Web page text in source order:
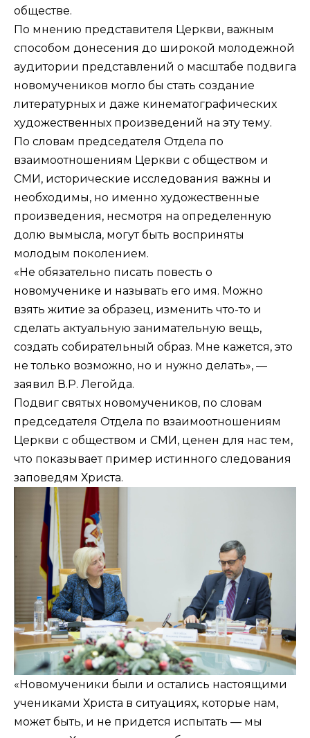
обществе.
По мнению представителя Церкви, важным
способом донесения до широкой молодежной
аудитории представлений о масштабе подвига
новомучеников могло бы стать создание
литературных и даже кинематографических
художественных произведений на эту тему.
По словам председателя Отдела по
взаимоотношениям Церкви с обществом и
СМИ, исторические исследования важны и
необходимы, но именно художественные
произведения, несмотря на определенную
долю вымысла, могут быть восприняты
молодым поколением.
«Не обязательно писать повесть о
новомученике и называть его имя. Можно
взять житие за образец, изменить что-то и
сделать актуальную занимательную вещь,
создать собирательный образ. Мне кажется, это
не только возможно, но и нужно делать», —
заявил В.Р. Легойда.
Подвиг святых новомучеников, по словам
председателя Отдела по взаимоотношениям
Церкви с обществом и СМИ, ценен для нас тем,
что показывает пример истинного следования
заповедям Христа.
«Новомученики были и остались настоящими
учениками Христа в ситуациях, которые нам,
может быть, и не придется испытать — мы